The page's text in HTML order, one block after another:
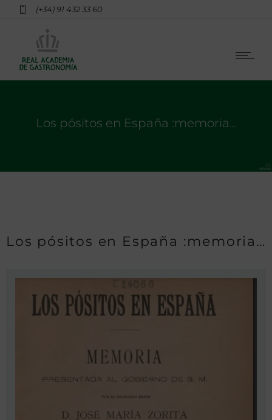
(+34) 91 432 33 60
Los pósitos en España :memoria…
Los pósitos en España :memoria…